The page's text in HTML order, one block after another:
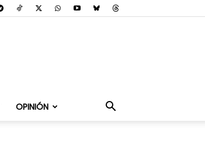
OPINIÓN